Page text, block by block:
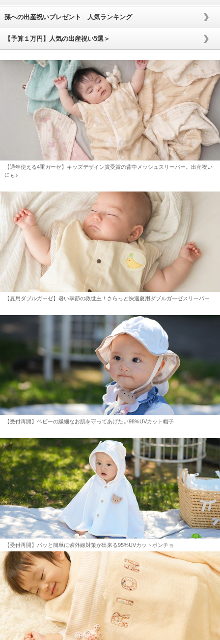
孫への出産祝いプレゼント 人気ランキング
【予算１万円】人気の出産祝い5選＞
【通年使える4重ガーゼ】キッズデザイン賞受賞の背中メッシュスリーパー。出産祝い
にも♪
【夏用ダブルガーゼ】暑い季節の救世主！さらっと快適夏用ダブルガーゼスリーパー
【受付再開】ベビーの繊細なお肌を守ってあげたい98%UVカット帽子
【受付再開】パッと簡単に紫外線対策が出来る95%UVカットポンチョ